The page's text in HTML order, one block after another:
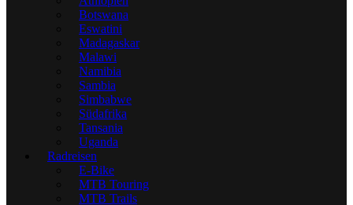
Botswana
Eswatini
Madagaskar
Malawi
Namibia
Sambia
Simbabwe
Südafrika
Tansania
Uganda
Radreisen
E-Bike
MTB Touring
MTB Trails